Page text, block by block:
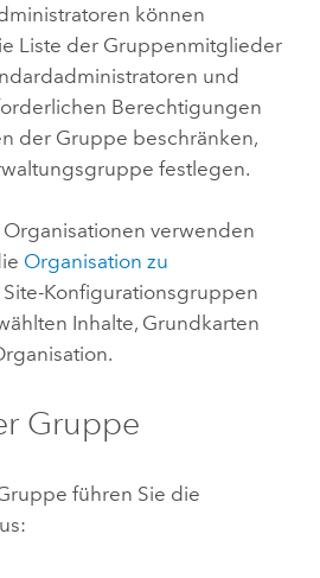
können
Liste der Gruppenmitglieder
und
Berechtigungen
der Gruppe beschränken,
festlegen.
verwenden
Organisation zu
Site-Konfigurationsgruppen
Inhalte, Grundkarten
Gruppe
führen Sie die